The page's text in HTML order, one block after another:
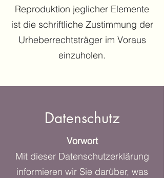
Reproduktion jeglicher Elemente
ist die schriftliche Zustimmung der
Urheberrechtsträger im Voraus
einzuholen.
Datenschutz
Vorwort
Mit dieser Datenschutzerklärung
informieren wir Sie darüber, was